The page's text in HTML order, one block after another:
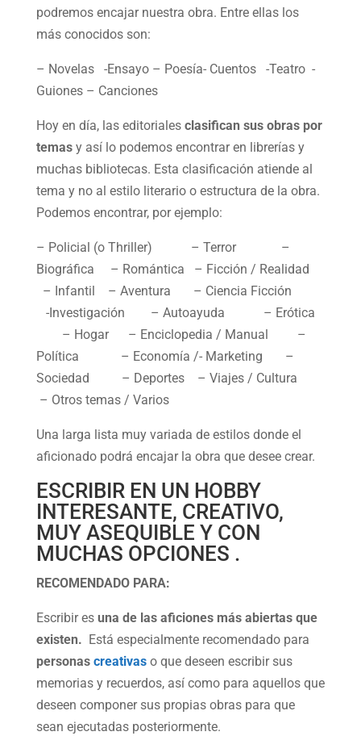
podremos encajar nuestra obra. Entre ellas los
más conocidos son:
– Novelas -Ensayo – Poesía- Cuentos -Teatro -
Guiones – Canciones
Hoy en día, las editorialesclasifican sus obras por
temasy así lo podemos encontrar en librerías y
muchas bibliotecas. Esta clasificación atiende al
tema y no al estilo literario o estructura de la obra.
Podemos encontrar, por ejemplo:
– Policial (o Thriller) – Terror –
Biográfica – Romántica – Ficción / Realidad
– Infantil – Aventura – Ciencia Ficción
-Investigación – Autoayuda – Erótica
– Hogar – Enciclopedia / Manual –
Política – Economía /- Marketing –
Sociedad – Deportes – Viajes / Cultura
– Otros temas / Varios
Una larga lista muy variada de estilos donde el
aficionado podrá encajar la obra que desee crear.
ESCRIBIR EN UN HOBBY
INTERESANTE, CREATIVO,
MUY ASEQUIBLE Y CON
MUCHAS OPCIONES .
RECOMENDADO PARA:
Escribir esuna de las aficiones más abiertas que
existen. Está especialmente recomendado para
personas creativaso que deseen escribir sus
memorias y recuerdos, así como para aquellos que
deseen componer sus propias obras para que
sean ejecutadas posteriormente.